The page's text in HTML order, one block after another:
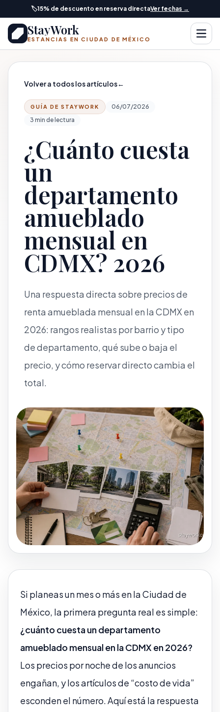
Saltar al contenido principal
🏷️15% de descuento en reserva directaVer fechas →
StayWork
ESTANCIAS EN CIUDAD DE MÉXICO Abrir
Volver a todos los artículos←
GUÍA DE STAYWORK
06/07/2026
3 min de lectura
¿Cuánto cuesta
un
departamento
amueblado
mensual en
CDMX? 2026
Una respuesta directa sobre precios de
renta amueblada mensual en la CDMX en
2026: rangos realistas por barrio y tipo
de departamento, qué sube o baja el
precio, y cómo reservar directo cambia el
total.
Si planeas un mes o más en la Ciudad de
México, la primera pregunta real es simple:
¿cuánto cuesta un departamento
amueblado mensual en la CDMX en 2026?
Los precios por noche de los anuncios
engañan, y los artículos de “costo de vida”
esconden el número. Aquí está la respuesta